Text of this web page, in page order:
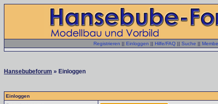
Registrieren || Einloggen || Hilfe/FAQ || Suche ||
Hansebubeforum » Einloggen
Einloggen